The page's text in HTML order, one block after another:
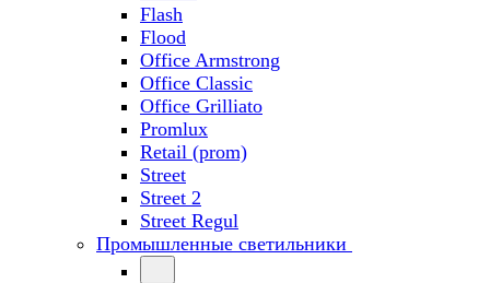
Flash
Flood
Office Armstrong
Office Classic
Office Grilliato
Promlux
Retail (prom)
Street
Street 2
Street Regul
Промышленные светильники